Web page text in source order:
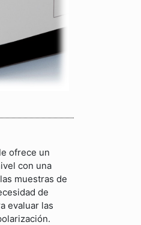
ofrece un
con una
muestras de
de
evaluar las